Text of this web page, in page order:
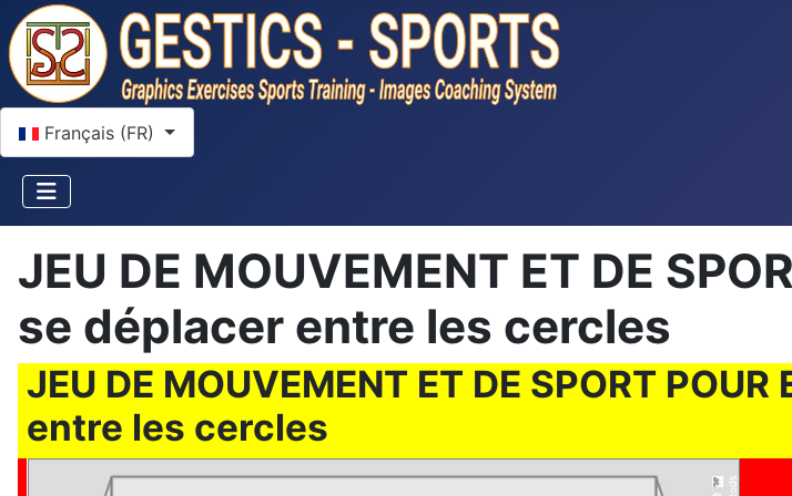
Sélectionnez votre langue
Français (FR)
JEU DE MOUVEMENT ET DE
se déplacer entre les cercles
JEU DE MOUVEMENT ET DE SPORT
entre les cercles